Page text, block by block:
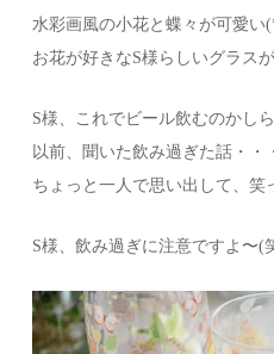
水彩画風の小花と蝶々が可愛
お花が好きなS様らしいグラス
S様、これでビール飲むのかし
以前、聞いた飲み過ぎた話・・・
ちょっと一人で思い出して、
S様、飲み過ぎに注意ですよ〜(